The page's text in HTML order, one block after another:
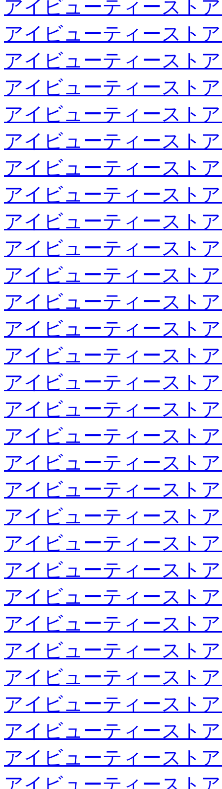
アイビューティースト
アイビューティースト
アイビューティースト
アイビューティースト
アイビューティースト
アイビューティースト
アイビューティースト
アイビューティースト
アイビューティースト
アイビューティースト
アイビューティースト
アイビューティースト
アイビューティースト
アイビューティースト
アイビューティースト
アイビューティースト
アイビューティースト
アイビューティースト
アイビューティースト
アイビューティースト
アイビューティースト
アイビューティースト
アイビューティースト
アイビューティースト
アイビューティースト
アイビューティースト
アイビューティースト
アイビューティースト
アイビューティースト
アイビューティースト